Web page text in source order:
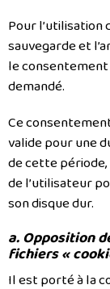
Pour l’utilisation
sauvegarde et
le
demandé.
Ce
valide pour une
de cette période,
de l’utilisateur
son disque dur.
a. Opposition
fichiers «
Il est porté à la